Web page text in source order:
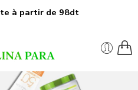
à partir de 98dt